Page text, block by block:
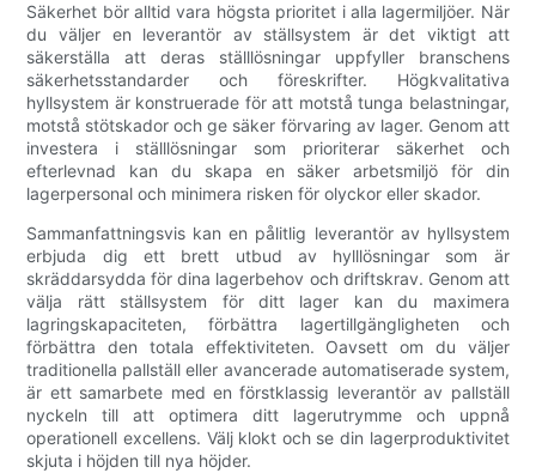
Säkerhet bör alltid vara högsta prioritet i alla lagermiljöer. När
du väljer en leverantör av ställsystem är det viktigt att
säkerställa att deras ställlösningar uppfyller branschens
säkerhetsstandarder och föreskrifter. Högkvalitativa
hyllsystem är konstruerade för att motstå tunga belastningar,
motstå stötskador och ge säker förvaring av lager. Genom att
investera i ställlösningar som prioriterar säkerhet och
efterlevnad kan du skapa en säker arbetsmiljö för din
lagerpersonal och minimera risken för olyckor eller skador.
Sammanfattningsvis kan en pålitlig leverantör av hyllsystem
erbjuda dig ett brett utbud av hylllösningar som är
skräddarsydda för dina lagerbehov och driftskrav. Genom att
välja rätt ställsystem för ditt lager kan du maximera
lagringskapaciteten, förbättra lagertillgängligheten och
förbättra den totala effektiviteten. Oavsett om du väljer
traditionella pallställ eller avancerade automatiserade system,
är ett samarbete med en förstklassig leverantör av pallställ
nyckeln till att optimera ditt lagerutrymme och uppnå
operationell excellens. Välj klokt och se din lagerproduktivitet
skjuta i höjden till nya höjder.